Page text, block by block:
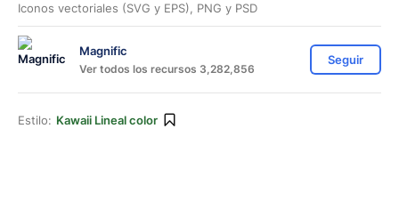
Iconos vectoriales (SVG y EPS), PNG y PSD
Magnific
Ver todos los recursos 3,282,856
Seguir
Estilo: Kawaii Lineal color